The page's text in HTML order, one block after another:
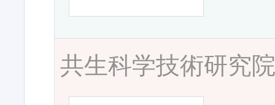
共生科学技術研究